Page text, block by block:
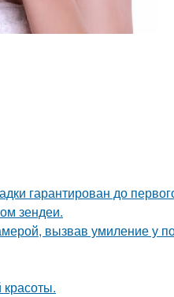
гарантирован до
зендеи.
вызвав умиление у